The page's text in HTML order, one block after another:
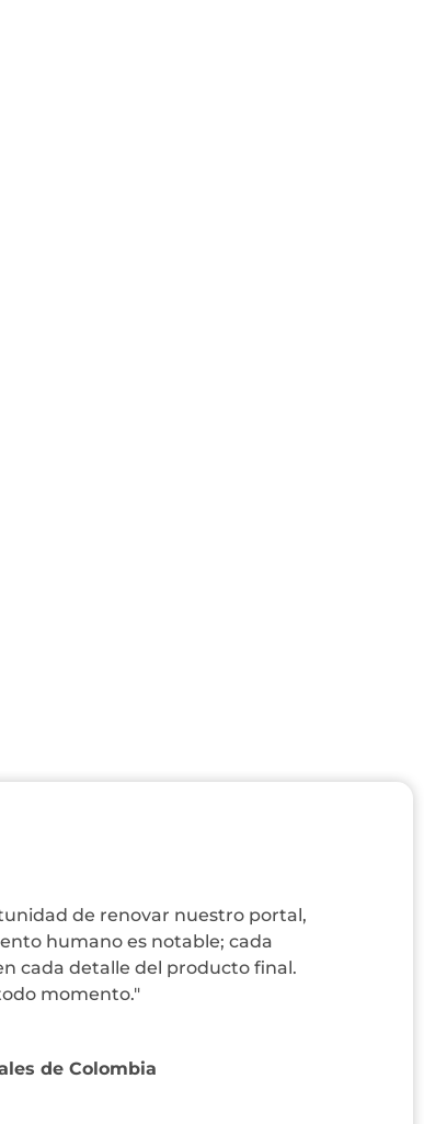
de renovar nuestro portal,
humano es notable; cada
cada detalle del producto final.
momento."
de Colombia